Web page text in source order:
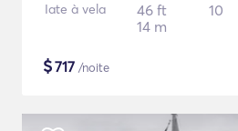
Iate à vela
46 ft
14 m
10
$717 /noite